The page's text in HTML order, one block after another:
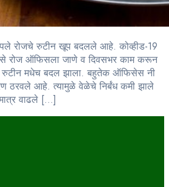
रोजचे रुटीन खूप बदलले आहे. कोव्हीड-19
रोज ऑफिसला जाणे व दिवसभर काम करून
रुटीन मधेच बदल झाला. बहुतेक ऑफिसेस नी
आहे. त्यामुळे वेळेचे निर्बंध कमी झाले
वाढले […]